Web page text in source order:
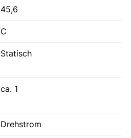
45,6
C
Statisch
ca. 1
Drehstrom